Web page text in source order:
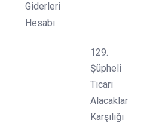
Giderleri
Hesabı
129.
Şüpheli
Ticari
Alacaklar
Karşılığı